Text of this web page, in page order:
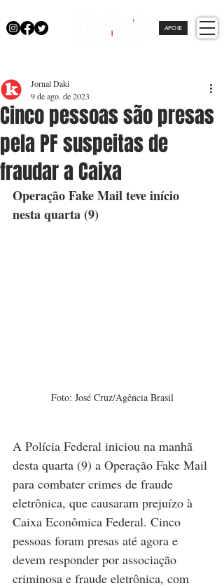
APOIE
Cinco pessoas são presas
pela PF suspeitas de
fraudar a Caixa
Jornal Daki
9 de ago. de 2023
Operação Fake Mail teve início
nesta quarta (9)
Foto: José Cruz/Agência Brasil
A Polícia Federal iniciou na manhã
desta quarta (9) a Operação Fake Mail
para combater crimes de fraude
eletrônica, que causaram prejuízo à
Caixa Econômica Federal. Cinco
pessoas foram presas até agora e
devem responder por associação
criminosa e fraude eletrônica, com